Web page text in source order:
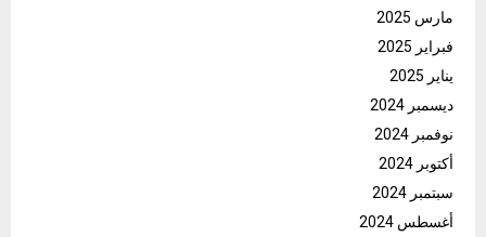
مارس 2025
فبراير 2025
يناير 2025
ديسمبر 2024
نوفمبر 2024
أكتوبر 2024
سبتمبر 2024
أغسطس 2024